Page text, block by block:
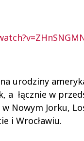
urodziny
a łącznie w
Nowym Jorku,
i Wrocławiu.